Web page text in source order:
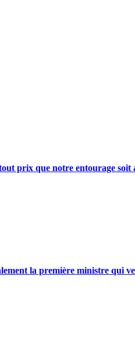
prix que notre entourage
la première ministre qui